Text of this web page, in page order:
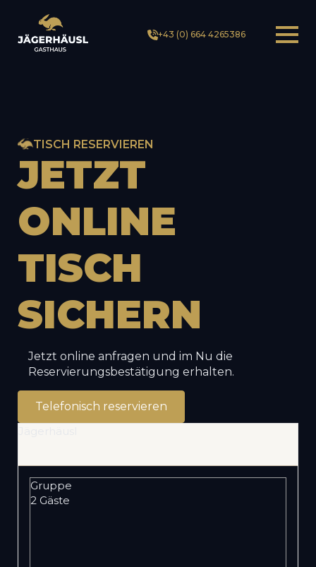
+43 (0) 664 4265386
TISCH RESERVIEREN
JETZT
ONLINE
TISCH
SICHERN
Jetzt online anfragen und im Nu die
Reservierungsbestätigung erhalten.
Telefonisch reservieren
Gruppe
2 Gäste